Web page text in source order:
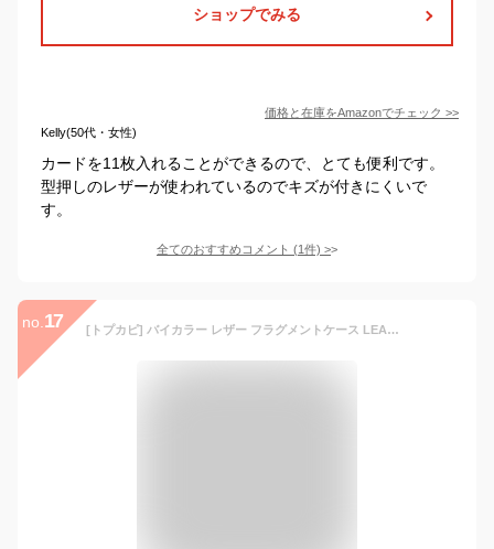
ショップでみる
価格と在庫をAmazonでチェック >>
Kelly(50代・女性)
カードを11枚入れることができるので、とても便利です。
型押しのレザーが使われているのでキズが付きにくいで
す。
全てのおすすめコメント (1件) >
no. 17 [トプカピ] バイカラー レザー フラグメントケース LEAN リーン レディース グレージュ